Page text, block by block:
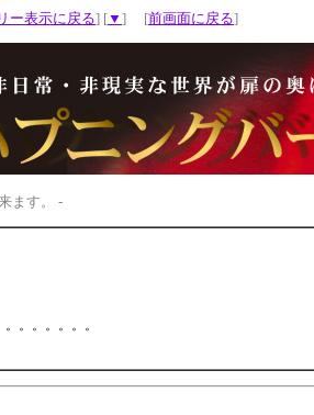
ー表示に戻る] [▼ ] [前画面に戻る]
ます。 -
。。。。。。